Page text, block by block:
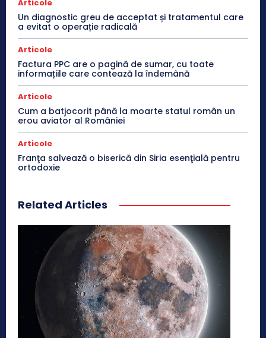
Articole
Un diagnostic greu de acceptat și tratamentul care
a evitat o operație radicală
Articole
Factura PPC are o pagină de sumar, cu toate
informațiile care contează la îndemână
Articole
Cum a batjocorit până la moarte statul român un
erou aviator al României
Articole
Franţa salvează o biserică din Siria esenţială pentru
ortodoxie
Related Articles